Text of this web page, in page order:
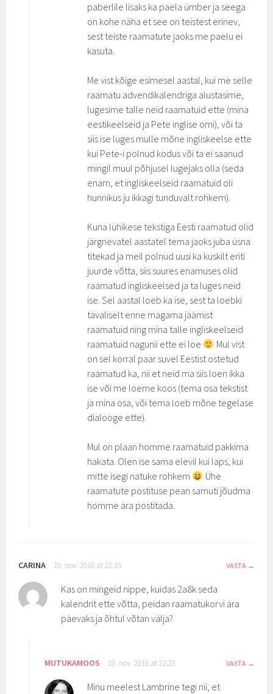
paberlile lisaks ka paela ümber ja seega
on kohe näha et see on teistest erinev,
sest teiste raamatute jaoks me paelu ei
kasuta.
Me vist kõige esimesel aastal, kui me selle
raamatu advendikalendriga alustasime,
lugesime talle neid raamatuid ette (mina
eestikeelseid ja Pete inglise omi), või ta
siis ise luges mulle mõne ingliskeelse ette
kui Pete-i polnud kodus või ta ei saanud
mingil muul põhjusel lugejaks olla (seda
enam, et ingliskeelseid raamatuid oli
hunnikus ju ikkagi tunduvalt rohkem).
Kuna lühikese tekstiga Eesti raamatud olid
järgnevatel aastatel tema jaoks juba üsna
titekad ja meil polnud uusi ka kuskilt eriti
juurde võtta, siis suures enamuses olid
raamatud ingliskeelsed ja ta luges neid
ise. Sel aastal loeb ka ise, sest ta loebki
tavaliselt enne magama jäämist
raamatuid ning mina talle ingliskeelseid
raamatuid nagunii ette ei loe
Mul vist
on sel korral paar suvel Eestist ostetud
raamatud ka, nii et neid ma siis loen ikka
ise või me loeme koos (tema osa tekstist
ja mina osa, või tema loeb mõne tegelase
dialooge ette).
Mul on plaan homme raamatuid pakkima
hakata. Olen ise sama elevil kui laps, kui
mitte isegi natuke rohkem
Ühe
raamatute postituse pean samuti jõudma
homme ära postitada.
CARINA 19. nov. 2018 at 22:15 VASTA
Kas on mingeid nippe, kuidas 2a8k seda
kalendrit ette võtta, peidan raamatukorvi ära
päevaks ja õhtul võtan välja?
MUTUKAMOOS 19. nov. 2018 at 22:23 VASTA
Minu meelest Lambrine tegi nii, et